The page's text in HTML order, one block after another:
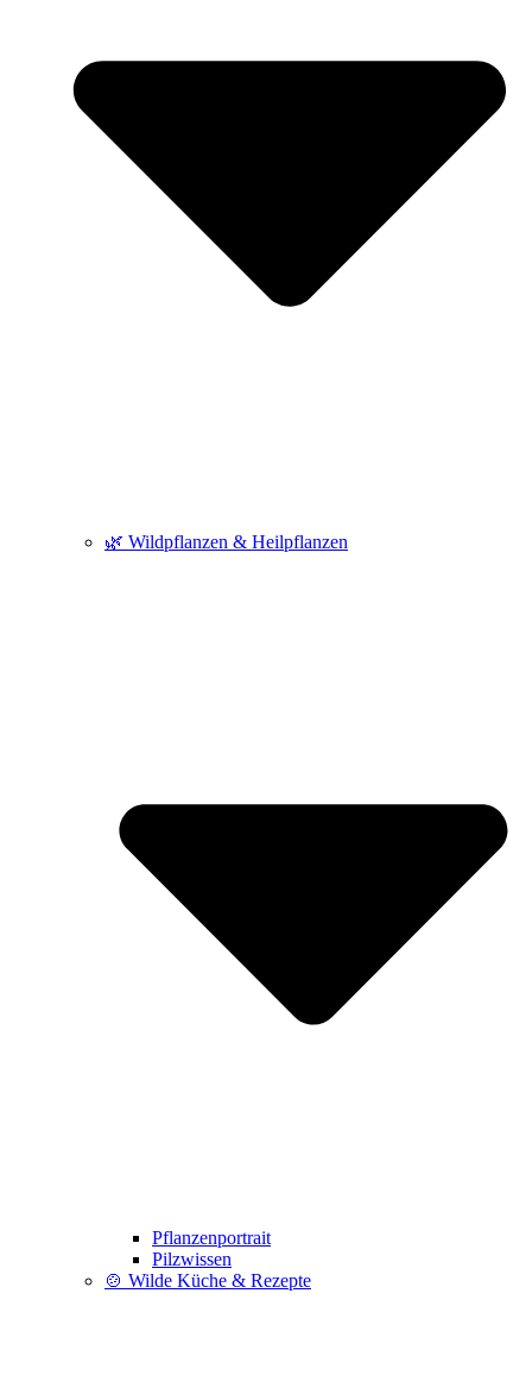
🌿 Wildpflanzen & Heilpflanzen
Pflanzenportrait
Pilzwissen
🍲 Wilde Küche & Rezepte